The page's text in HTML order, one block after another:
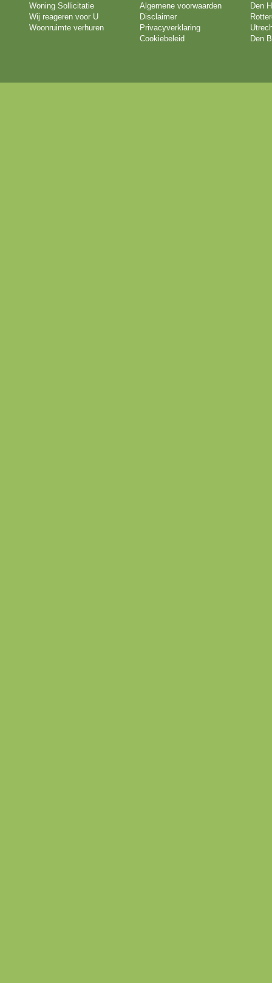
Woning Sollicitatie
Wij reageren voor U
Woonruimte verhuren
Algemene voorwaarden
Disclaimer
Privacyverklaring
Cookiebeleid
Den
Den